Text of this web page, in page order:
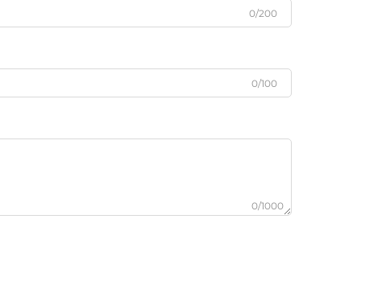
0/200
0/100
0/1000